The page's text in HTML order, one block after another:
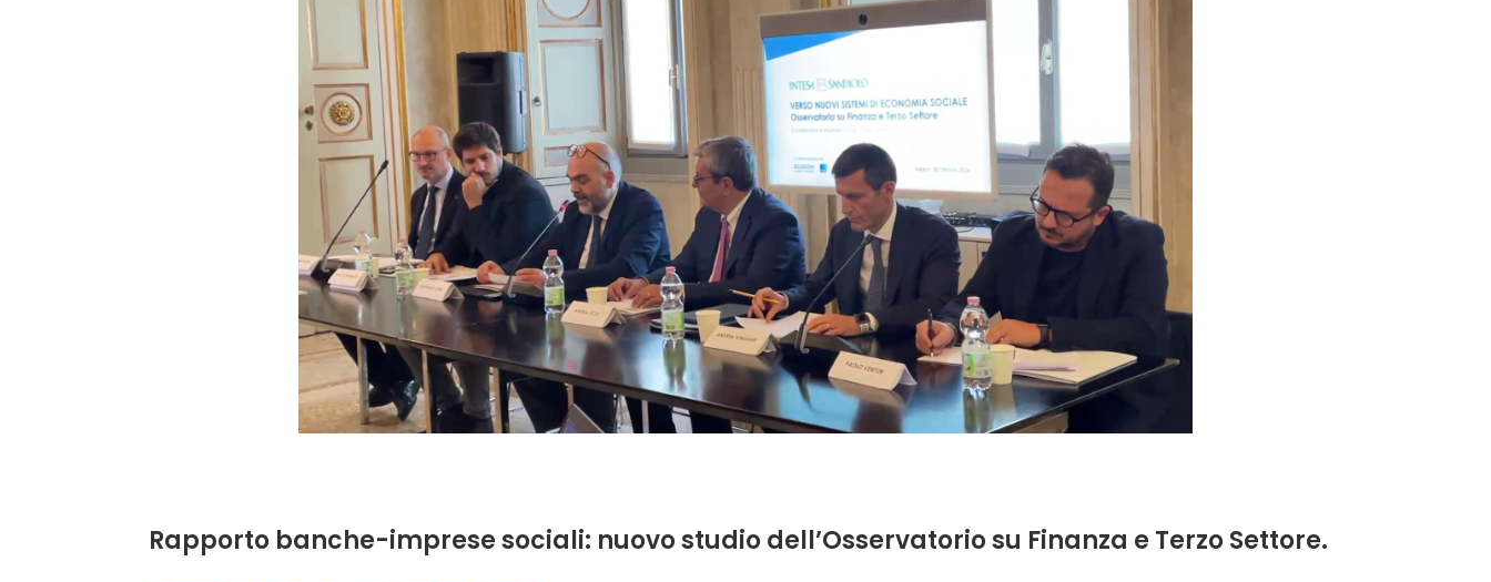
Rapporto banche-imprese sociali: nuovo studio dell’Osservatorio su Finanza e Terzo Settore.